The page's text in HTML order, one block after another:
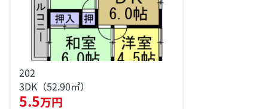
202
3DK（52.90㎡）
5.5万円